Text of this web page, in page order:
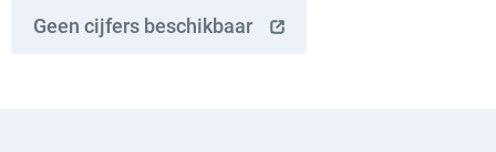
Geen cijfers beschikbaar